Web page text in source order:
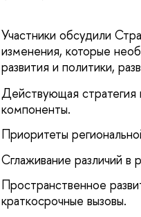
Участники обсудили
изменения, которые
развития и политики,
Действующая стратегия
компоненты.
Приоритеты
Сглаживание различий в
Пространственное
краткосрочные вызовы.